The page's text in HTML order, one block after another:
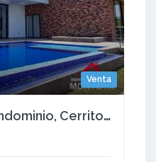
Venta
Casa de lujo en condominio, Cerritos, Pereira